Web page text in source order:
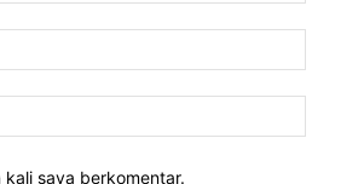
saya berkomentar.